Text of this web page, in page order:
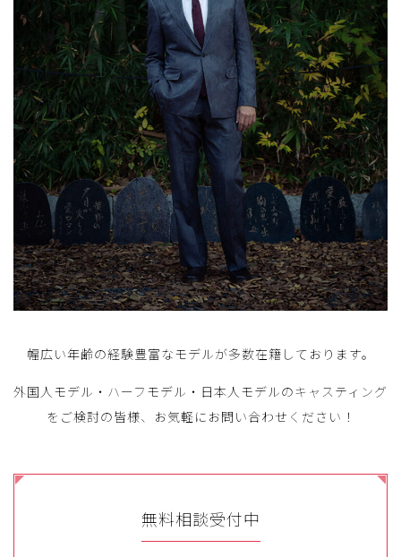
幅広い年齢の経験豊富なモデルが多数在籍しております。
外国人モデル・ハーフモデル・日本人モデルのキャスティング
をご検討の皆様、お気軽にお問い合わせください！
無料相談受付中